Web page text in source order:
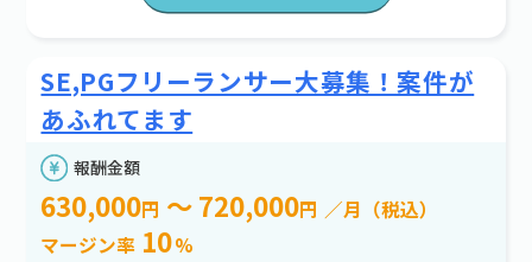
SE,PGフリーランサー大募集！案件が
あふれてます
報酬金額
630,000円 ～ 720,000円 ／月（税込）
マージン率 10%